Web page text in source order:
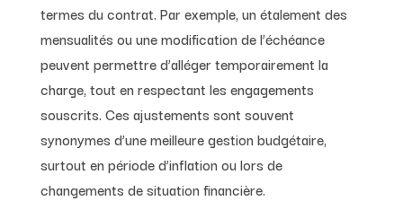
termes du contrat. Par exemple, un étalement des
mensualités ou une modification de l’échéance
peuvent permettre d’alléger temporairement la
charge, tout en respectant les engagements
souscrits. Ces ajustements sont souvent
synonymes d’une meilleure gestion budgétaire,
surtout en période d’inflation ou lors de
changements de situation financière.